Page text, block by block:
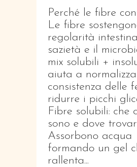
Perché le fibre
Le fibre
regolarità
sazietà e il
mix solubili +
aiuta a
consistenza delle
ridurre i picchi
Fibre solubili: che
sono e dove
Assorbono acqua
formando un gel
rallenta...